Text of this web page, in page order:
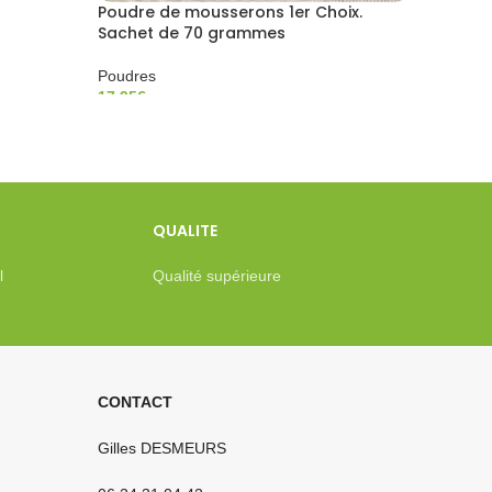
Poudre de mousserons 1er Choix.
Sachet de 70 grammes
Poudres
17,95€
QUALITE
Qualité supérieure
CONTACT
Gilles DESMEURS